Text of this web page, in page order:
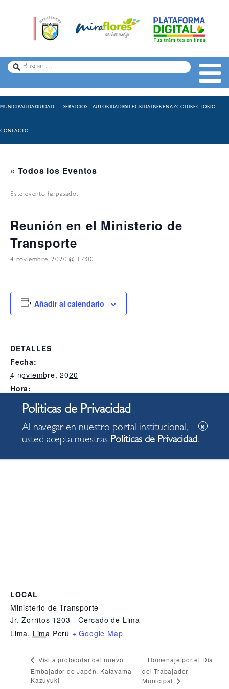
MUNICIPALIDADCIUDAD SERVICIOS AUTORIDADESINTEGRIDADSERENAZGODIRECTORIO
CONTACTO
« Todos los Eventos
Este evento ha pasado.
Reunión en el Ministerio de
Transporte
4 noviembre, 2020 @ 17:00
Añadir al calendario
DETALLES
Fecha:
4 noviembre, 2020
Hora:
17:00
Categoría del Evento:
Alcaldia
LOCAL
Ministerio de Transporte
Jr. Zorritos 1203 - Cercado de Lima
Lima, Lima Perú + Google Map
Visita protocolar del nuevo
Embajador de Japón, Katayama
Kazuyuki
Homenaje por el Día
del Trabajador
Municipal
Al navegar en nuestro portal institucional,
usted acepta nuestras Politicas de Privacidad.